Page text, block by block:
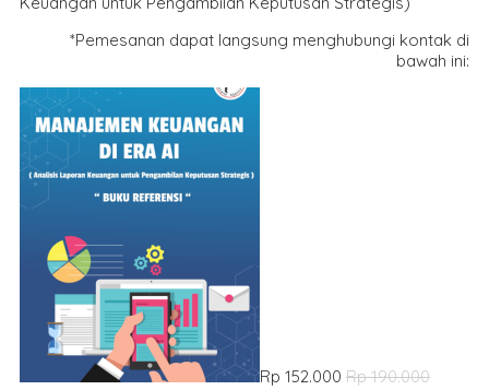
*Pemesanan dapat langsung menghubungi kontak di
bawah ini:
Rp 152.000 Rp 190.000